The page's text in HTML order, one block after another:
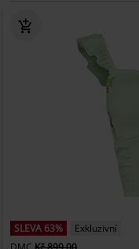
SLEVA 63%
Exkluzivní